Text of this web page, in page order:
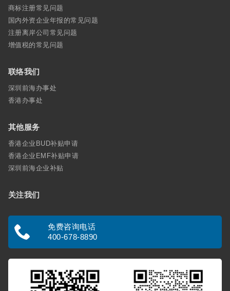
商标注册常见问题
国内外资企业年报的常见问题
注册离岸公司常见问题
增值税的常见问题
联络我们
深圳前海办事处
香港办事处
其他服务
香港企业BUD补贴申请
香港企业EMF补贴申请
深圳前海企业补贴
关注我们
免费咨询电话
400-678-8890